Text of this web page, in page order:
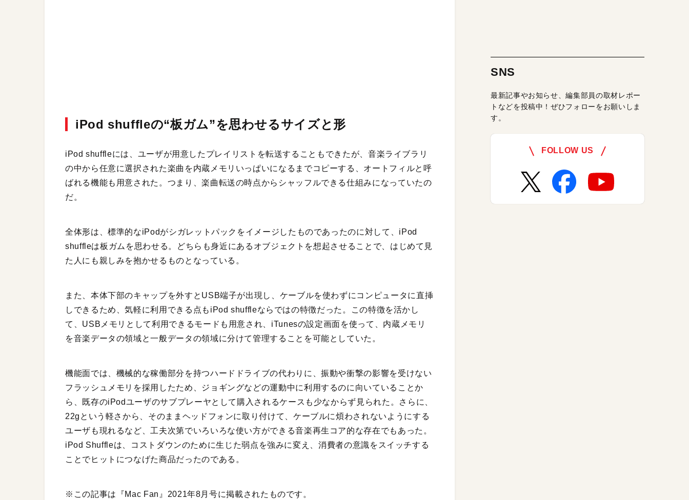
iPod shuffleの“板ガム”を思わせるサイズと形
iPod shuffleには、ユーザが用意したプレイリストを転送することもできたが、音楽ライブラリ
の中から任意に選択された楽曲を内蔵メモリいっぱいになるまでコピーする、オートフィルと呼
ばれる機能も用意された。つまり、楽曲転送の時点からシャッフルできる仕組みになっていたの
だ。
全体形は、標準的なiPodがシガレットパックをイメージしたものであったのに対して、iPod
shuffleは板ガムを思わせる。どちらも身近にあるオブジェクトを想起させることで、はじめて見
た人にも親しみを抱かせるものとなっている。
また、本体下部のキャップを外すとUSB端子が出現し、ケーブルを使わずにコンピュータに直挿
しできるため、気軽に利用できる点もiPod shuffleならではの特徴だった。この特徴を活かし
て、USBメモリとして利用できるモードも用意され、iTunesの設定画面を使って、内蔵メモリ
を音楽データの領域と一般データの領域に分けて管理することを可能としていた。
機能面では、機械的な稼働部分を持つハードドライブの代わりに、振動や衝撃の影響を受けない
フラッシュメモリを採用したため、ジョギングなどの運動中に利用するのに向いていることか
ら、既存のiPodユーザのサブプレーヤとして購入されるケースも少なからず見られた。さらに、
22gという軽さから、そのままヘッドフォンに取り付けて、ケーブルに煩わされないようにする
ユーザも現れるなど、工夫次第でいろいろな使い方ができる音楽再生コア的な存在でもあった。
iPod Shuffleは、コストダウンのために生じた弱点を強みに変え、消費者の意識をスイッチする
ことでヒットにつなげた商品だったのである。
※この記事は『Mac Fan』2021年8月号に掲載されたものです。
SNS
最新記事やお知らせ、編集部員の取材レポー
トなどを投稿中！ぜひフォローをお願いしま
す。
FOLLOW US